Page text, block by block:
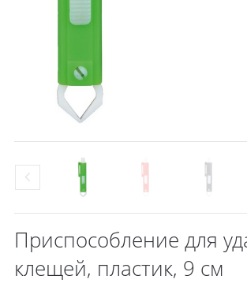
Приспособление для
клещей, пластик, 9 см